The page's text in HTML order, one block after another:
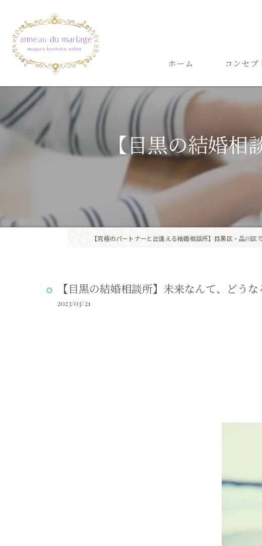
ホーム コンセプ
ご結婚までの
【目黒の結婚相
【究極のパートナーと出逢える結婚相談所】目黒区・品川
【目黒の結婚相談所】未来なんて、どう
2023/03/21